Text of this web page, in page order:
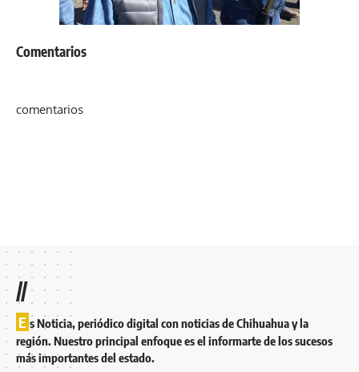
Comentarios
comentarios
//
E s Noticia, periódico digital con noticias de Chihuahua y la
región. Nuestro principal enfoque es el informarte de los sucesos
más importantes del estado.